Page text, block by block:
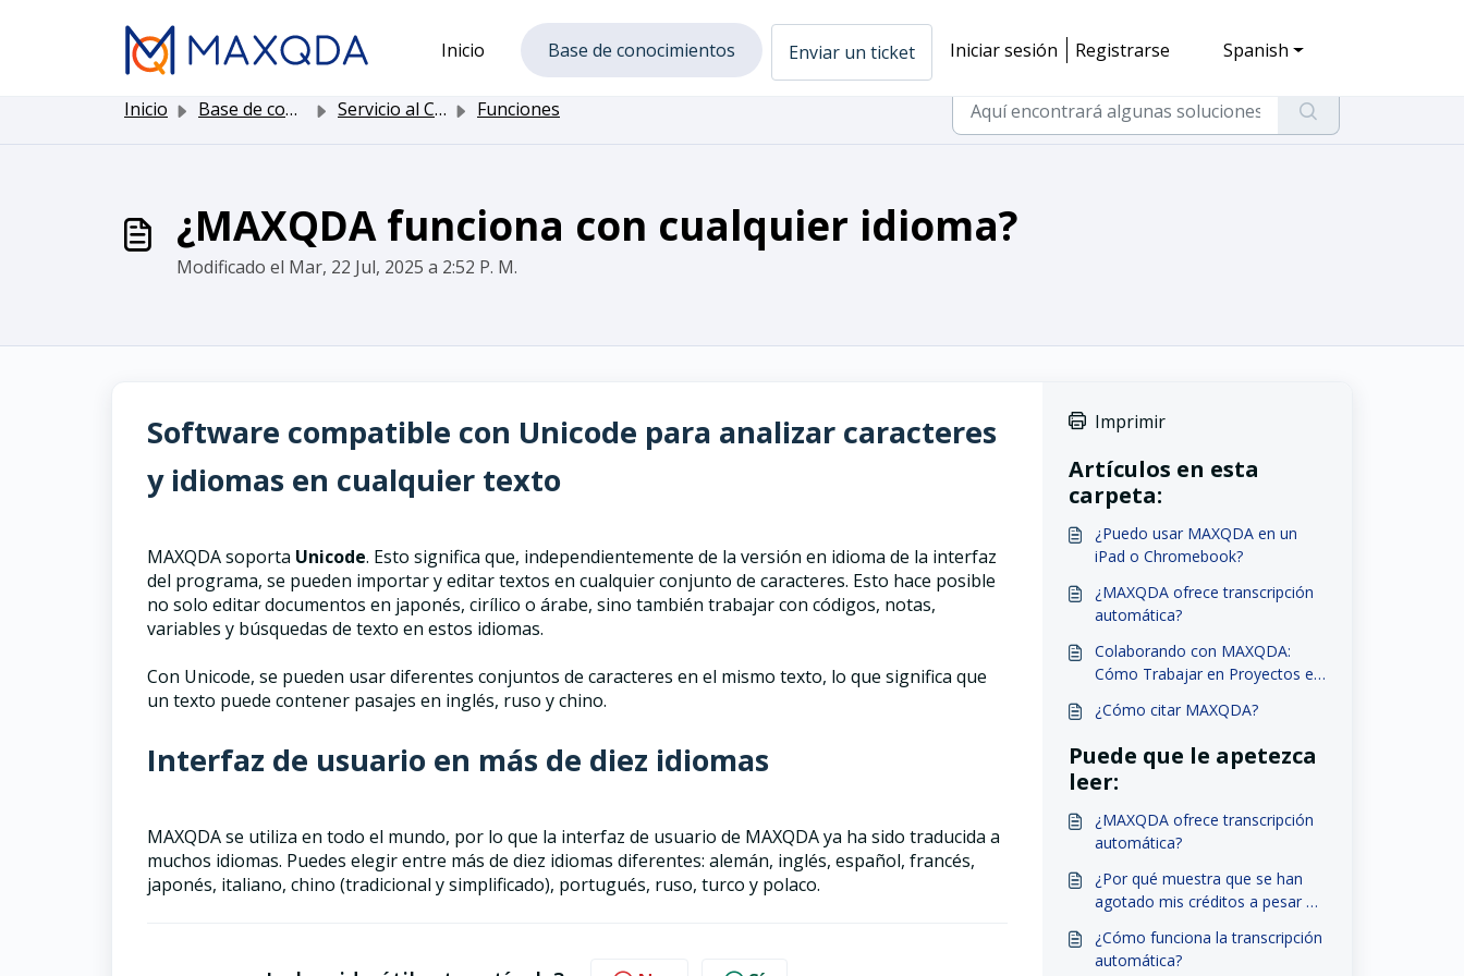
Inicio
Base de conocimientos Enviar un ticket Iniciar sesión Registrarse Spanish
Inicio Base de conocimientos Servicio al Cliente Funciones
¿MAXQDA funciona con cualquier idioma?
Modificado el Mar, 22 Jul, 2025 a 2:52 P. M.
Software compatible con Unicode para analizar caracteres
y idiomas en cualquier texto
MAXQDA soporta Unicode. Esto significa que, independientemente de la versión en idioma de la interfaz
del programa, se pueden importar y editar textos en cualquier conjunto de caracteres. Esto hace posible
no solo editar documentos en japonés, cirílico o árabe, sino también trabajar con códigos, notas,
variables y búsquedas de texto en estos idiomas.
Con Unicode, se pueden usar diferentes conjuntos de caracteres en el mismo texto, lo que significa que
un texto puede contener pasajes en inglés, ruso y chino.
Interfaz de usuario en más de diez idiomas
MAXQDA se utiliza en todo el mundo, por lo que la interfaz de usuario de MAXQDA ya ha sido traducida a
muchos idiomas. Puedes elegir entre más de diez idiomas diferentes: alemán, inglés, español, francés,
japonés, italiano, chino (tradicional y simplificado), portugués, ruso, turco y polaco.
Imprimir
Artículos en esta
carpeta:
¿Puedo usar MAXQDA en un
iPad o Chromebook?
¿MAXQDA ofrece transcripción
automática?
Colaborando con MAXQDA:
Cómo Trabajar en Proyectos en
¿Cómo citar MAXQDA?
Puede que le apetezca
leer:
¿MAXQDA ofrece transcripción
automática?
¿Por qué muestra que se han
agotado mis créditos a pesar de
¿Cómo funciona la transcripción
automática?